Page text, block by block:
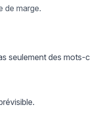
de marge.
seulement des mots-